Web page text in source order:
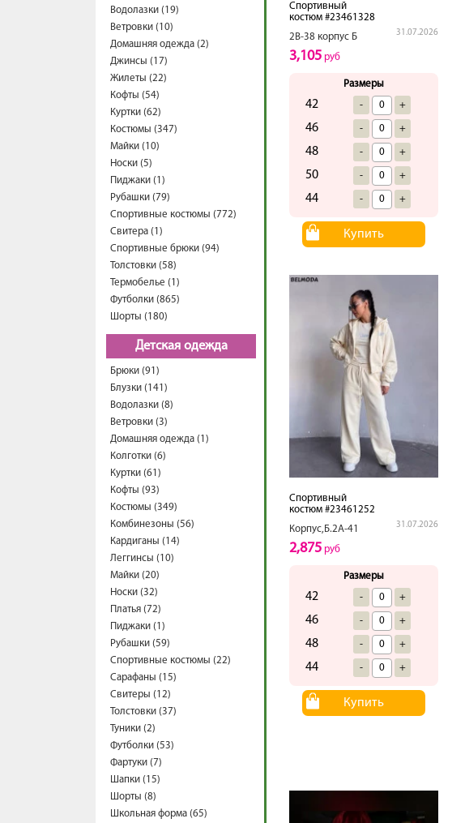
Водолазки (19)
Ветровки (10)
Домашняя одежда (2)
Джинсы (17)
Жилеты (22)
Кофты (54)
Куртки (62)
Костюмы (347)
Майки (10)
Носки (5)
Пиджаки (1)
Рубашки (79)
Спортивные костюмы (772)
Свитера (1)
Спортивные брюки (94)
Толстовки (58)
Термобелье (1)
Футболки (865)
Шорты (180)
Детская одежда
Брюки (91)
Блузки (141)
Водолазки (8)
Ветровки (3)
Домашняя одежда (1)
Колготки (6)
Куртки (61)
Кофты (93)
Костюмы (349)
Комбинезоны (56)
Кардиганы (14)
Леггинсы (10)
Майки (20)
Носки (32)
Платья (72)
Пиджаки (1)
Рубашки (59)
Спортивные костюмы (22)
Сарафаны (15)
Свитеры (12)
Толстовки (37)
Туники (2)
Футболки (53)
Фартуки (7)
Шапки (15)
Шорты (8)
Школьная форма (65)
Спортивный
костюм #23461328
2В-38 корпус Б
31.07.2026
3,105 руб
Размеры
42 - +
46 - +
48 - +
50 - +
44 - +
Купить
Спортивный
костюм #23461252
Корпус,Б.2А-41
31.07.2026
2,875 руб
Размеры
42 - +
46 - +
48 - +
44 - +
Купить